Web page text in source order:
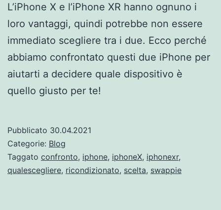
L’iPhone X e l’iPhone XR hanno ognuno i
loro vantaggi, quindi potrebbe non essere
immediato scegliere tra i due. Ecco perché
abbiamo confrontato questi due iPhone per
aiutarti a decidere quale dispositivo è
quello giusto per te!
Pubblicato 30.04.2021
Categorie: Blog
Taggato confronto, iphone, iphoneX, iphonexr,
qualescegliere, ricondizionato, scelta, swappie